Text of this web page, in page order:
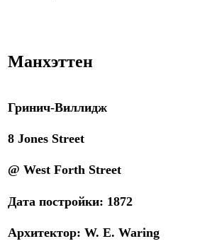
Манхэттен
Гринич-Виллидж
8 Jones Street
@ West Forth Street
Дата постройки: 1872
Архитектор: W. E. Waring